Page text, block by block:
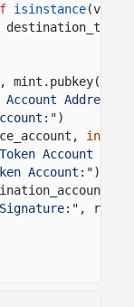
isinstance
, mint.pubkey())
Account Address:"
)
indent
Account
Account:")
,